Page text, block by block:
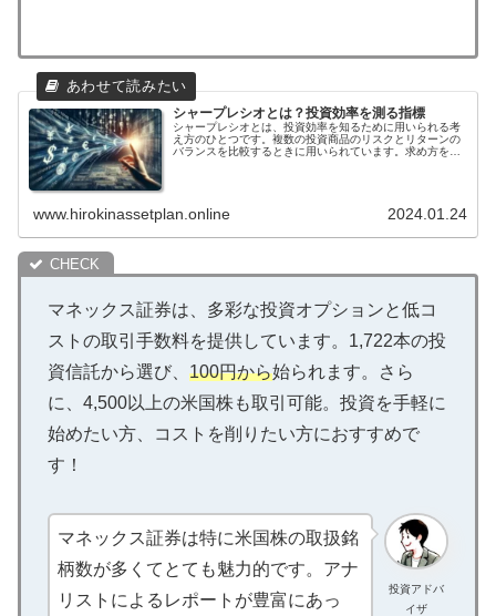
シャープレシオとは？投資効率を測る指標
シャープレシオとは、投資効率を知るために用いられる考
え方のひとつです。複数の投資商品のリスクとリターンの
バランスを比較するときに用いられています。求め方を簡
それほどのリスクを負っていないことを意味します。逆
ることができます。これは、高いリターンを得るためには
ます。シャープレシオの高い投資商品は、シャープレシオ
くまでも目安であり、投資商品を選ぶ際には、他の指標も
考慮する必要があります。
www.hirokinassetplan.online 2024.01.24
マネックス証券は、多彩な投資オプションと低コ
ストの取引手数料を提供しています。1,722本の投
資信託から選び、 100円から始られます。さら
に、4,500以上の米国株も取引可能。投資を手軽に
始めたい方、コストを削りたい方におすすめで
す！
投資アドバ
イザ
マネックス証券は特に米国株の取扱銘
柄数が多くてとても魅力的です。アナ
リストによるレポートが豊富にあっ